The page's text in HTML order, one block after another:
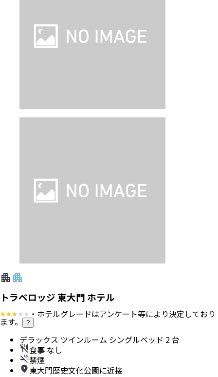
トラベロッジ 東大門 ホテル
・ホテルグレードはアンケート等により決定しており
ます。 ?
デラックス ツインルーム シングルベッド 2 台
食事 なし
禁煙
東大門歴史文化公園に近接